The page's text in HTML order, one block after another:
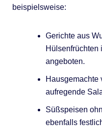
beispielsweise:
Gerichte aus
Hülsenfrüchten
angeboten.
Hausgemachte
aufregende
Süßspeisen
ebenfalls